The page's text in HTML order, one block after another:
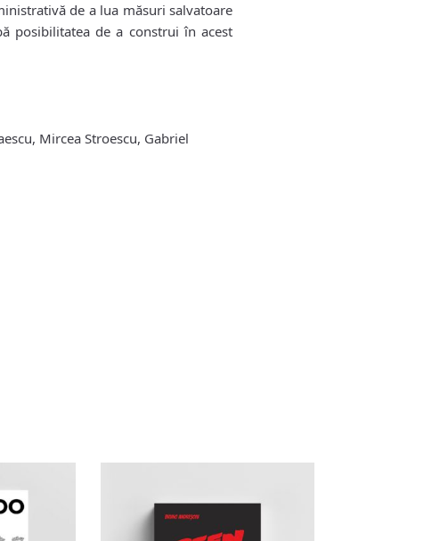
de a lua măsuri salvatoare
posibilitatea de a construi în acest
Mircea Stroescu, Gabriel